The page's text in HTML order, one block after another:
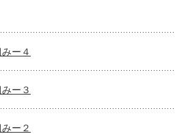
ー４
ー３
ー２